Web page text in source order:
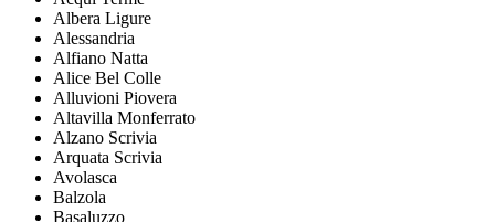
Albera Ligure
Alessandria
Alfiano Natta
Alice Bel Colle
Alluvioni Piovera
Altavilla Monferrato
Alzano Scrivia
Arquata Scrivia
Avolasca
Balzola
Basaluzzo